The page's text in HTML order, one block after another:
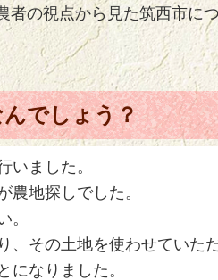
者の視点から見た筑西市に
でしょう？
いました。
地探しでした。
。
その土地を使わせていた
になりました。